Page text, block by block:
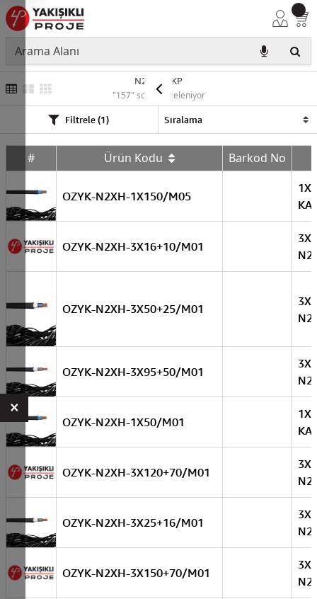
N2XH YEKP
"157" sonuç listeleniyor
Filtrele (1)
# Ürün Kodu Barkod No
OZYK-N2XH-1X150/M05
OZYK-N2XH-3X16+10/M01
OZYK-N2XH-3X50+25/M01
OZYK-N2XH-3X95+50/M01
OZYK-N2XH-1X50/M01
OZYK-N2XH-3X120+70/M01
OZYK-N2XH-3X25+16/M01
OZYK-N2XH-3X150+70/M01
×